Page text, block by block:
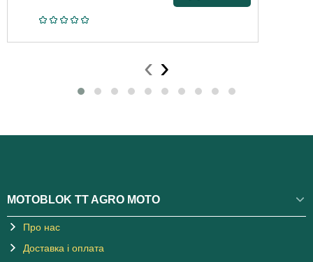
‹ ›
MOTOBLOK TT AGRO MOTO
Про нас
Доставка і оплата